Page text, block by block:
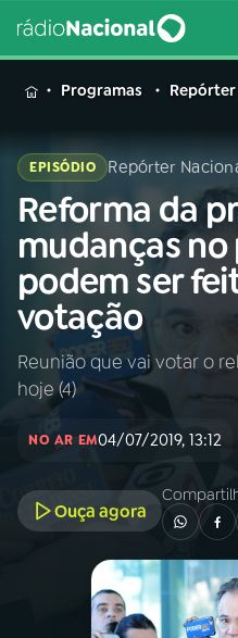
MENU
Buscar
na
Rádio
Nacional
AO
01 INÍCIO
PROGRAMAÇÃO
PROGRAMAS
Programas
EPISÓDIO Repórter
Reforma da
mudanças
podem ser
votação
Reunião que vai votar o
hoje (4)
NO AR EM04/07/2019, 13:12
Ouça agora